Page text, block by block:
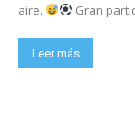
aire.
Gran
Leer más